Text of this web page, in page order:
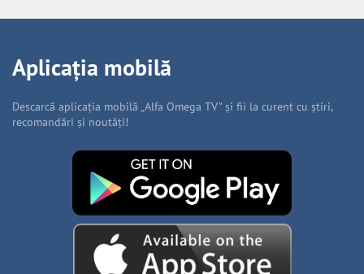
Aplicația mobilă
Descarcă aplicația mobilă „Alfa Omega TV” și fii la curent cu știri,
recomandări și noutăți!